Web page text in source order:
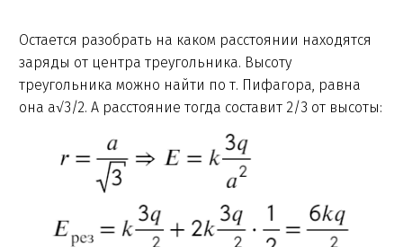
Остается разобрать на каком расстоянии находятся
заряды от центра треугольника. Высоту
треугольника можно найти по т. Пифагора, равна
она а√3/2. А расстояние тогда составит 2/3 от высоты: